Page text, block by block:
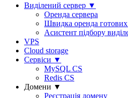
Виділений сервер ▼
Оренда сервера
Швидка оренда готових
Асистент підбору
VPS
Cloud storage
Сервіси ▼
MySQL CS
Redis CS
Домени ▼
Реєстрація домену